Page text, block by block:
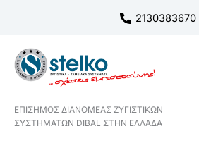
περιεχόμενο
2130383670
ΕΠΙΣΗΜΟΣ ΔΙΑΝΟΜΕΑΣ ΖΥΓΙΣΤΙΚΩΝ
ΣΥΣΤΗΜΑΤΩΝ DIBAL ΣΤΗΝ ΕΛΛΑΔΑ